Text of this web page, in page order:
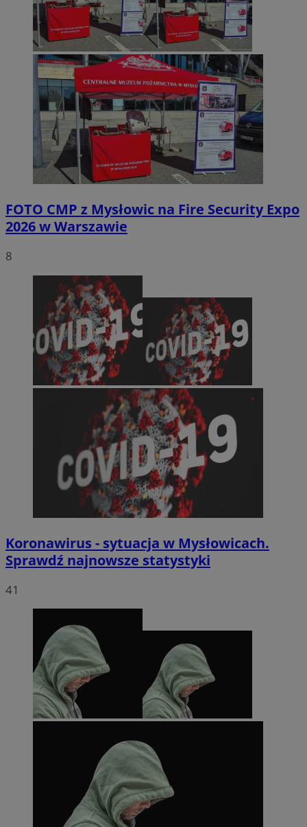
FOTO CMP z Mysłowic na Fire Security Expo
2026 w Warszawie
8
Koronawirus - sytuacja w Mysłowicach.
Sprawdź najnowsze statystyki
41